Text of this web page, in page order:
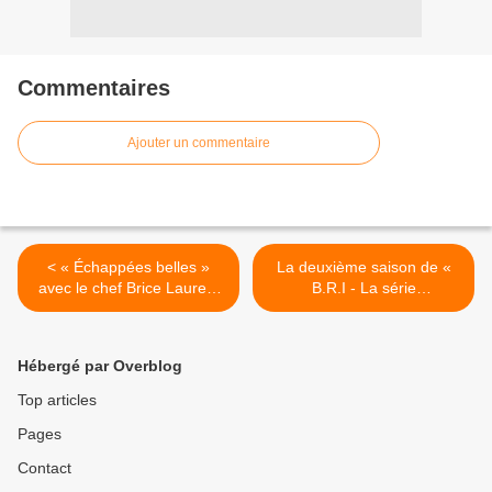
Commentaires
Ajouter un commentaire
< « Échappées belles »
avec le chef Brice Laurent
DUBOIS à voir sur La 1ère !
La deuxième saison de «
B.R.I - La série
documentaire » revient dès
Hébergé par Overblog
Top articles
Pages
Contact